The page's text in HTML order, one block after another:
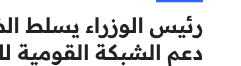
رئيس الوزراء يسلط
دعم الشبكة القومية